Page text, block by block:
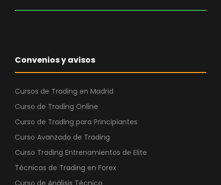
Convenios y avisos
Cursos de Trading en Madrid
Curso de Trading Online
Curso de Trading para Principiantes
Curso Avanzado de Trading
Curso Trading Entrenamientos de Elite
Técnicas de Trading en Forex